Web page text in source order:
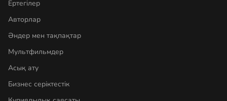
Ертегілер
Авторлар
Әндер мен тақпақтар
Мультфильмдер
Асық ату
Бизнес серіктестік